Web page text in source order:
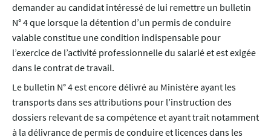
demander au candidat intéressé de lui remettre un bulletin
N° 4 que lorsque la détention d’un permis de conduire
valable constitue une condition indispensable pour
l’exercice de l’activité professionnelle du salarié et est exigée
dans le contrat de travail.
Le bulletin N° 4 est encore délivré au Ministère ayant les
transports dans ses attributions pour l’instruction des
dossiers relevant de sa compétence et ayant trait notamment
à la délivrance de permis de conduire et licences dans les